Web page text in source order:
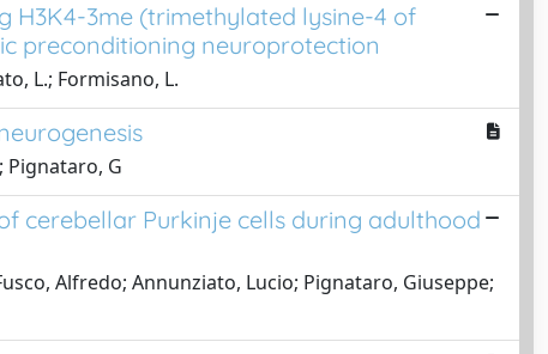
H3K4-3me (trimethylated lysine-4 of
preconditioning neuroprotection
L.; Formisano, L.
Pignataro, G
cerebellar Purkinje cells during adulthood
Alfredo; Annunziato, Lucio; Pignataro, Giuseppe;